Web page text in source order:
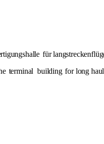
für
terminal building for long